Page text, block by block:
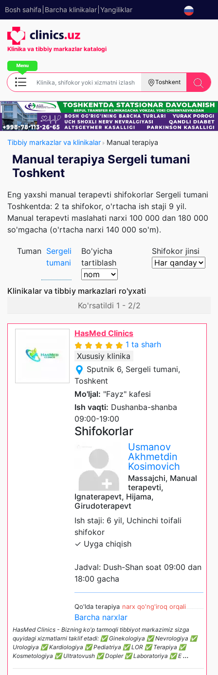
Bosh sahifa Barcha klinikalar Yangiliklar
Klinika va tibbiy markazlar katalogi
Toshkent
Tibbiy markazlar va klinikalar Manual terapiya
Manual terapiya Sergeli tumani
Toshkent
Eng yaxshi manual terapevti shifokorlar Sergeli tumani
Toshkentda: 2 ta shifokor, o'rtacha ish staji 9 yil.
Manual terapevti maslahati narxi 100 000 dan 180 000
so'mgacha (o'rtacha narxi 140 000 so'm).
Tuman Sergeli
tumani
Bo'yicha
tartiblash
Shifokor jinsi
Klinikalar va tibbiy markazlari ro'yxati
Ko'rsatildi 1 - 2/2
HasMed Clinics
1 ta sharh
Xususiy klinika
Sputnik 6, Sergeli tumani,
Toshkent
Mo'ljal: "Fayz" kafesi
Ish vaqti: Dushanba-shanba
09:00-19:00
Shifokorlar
Usmanov
Akhmetdin
Kosimovich
Massajchi, Manual
terapevti,
Ignaterapevt, Hijama,
Girudoterapevt
Ish staji: 6 yil, Uchinchi toifali
shifokor
✓ Uyga chiqish
Jadval: Dush-Shan soat 09:00 dan
18:00 gacha
Qo'lda terapiya narx qo'ng'iroq orqali
Barcha narxlar
HasMed Clinics - Bizning ko'p tarmoqli tibbiyot markazimiz sizga
quyidagi xizmatlarni taklif etadi: ✅ Ginekologiya ✅ Nevrologiya ✅
Urologiya ✅ Kardiologiya ✅ Pediatriya ✅ LOR ✅ Terapiya ✅
Kosmetologiya ✅ Ultratovush ✅ Dopler ✅ Laboratoriya ✅ E...